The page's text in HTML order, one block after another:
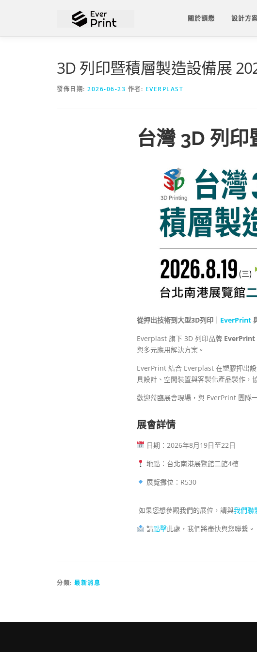
關於頡懋 設計方
3D 列印暨積層製造設備展
發佈日期: 2026-06-23 作者: EVERPLAST
台灣 3D 列
從押出技術到大型3D列印｜ EverPrint
Everplast 旗下 3D 列印品牌 EverPrint
與多元應用解決方案。
EverPrint 結合 Everplast 在塑膠押出
具設計、空間裝置與客製化產品製作，
歡迎蒞臨展會現場，與 EverPrint 團隊
展會詳情​
日期：2026年8月19日至22日
地點：台北南港展覽館二館4樓
展覽攤位：R530
如果您想參觀我們的展位，請與我們聯
請點擊此處，我們將盡快與您聯繫。
分類: 最新消息